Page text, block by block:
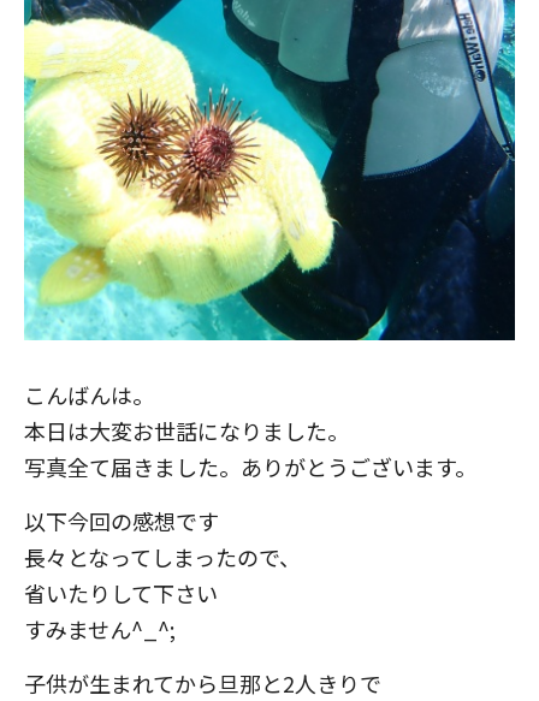
こんばんは。
本日は大変お世話になりました。
写真全て届きました。ありがとうございます。
以下今回の感想です
長々となってしまったので、
省いたりして下さい
すみません^_^;
子供が生まれてから旦那と2人きりで